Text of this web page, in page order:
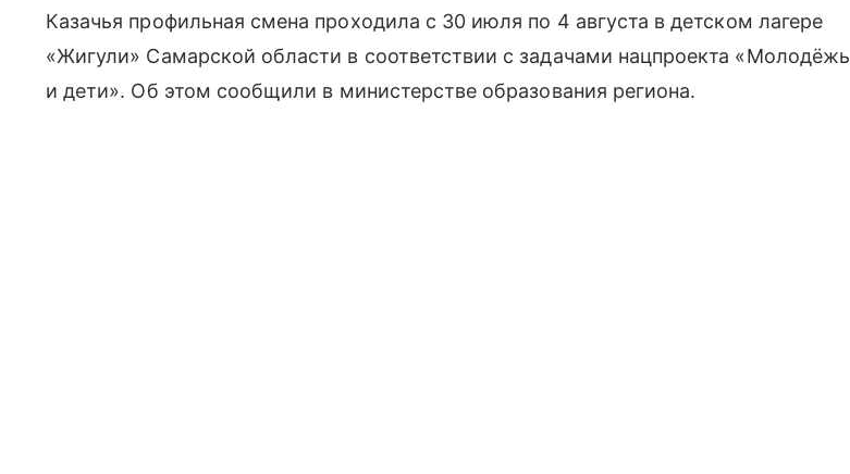
Казачья профильная смена проходила с 30 июля по 4 августа в детском лагере
«Жигули» Самарской области в соответствии с задачами нацпроекта «Молодёжь
и дети». Об этом сообщили в министерстве образования региона.